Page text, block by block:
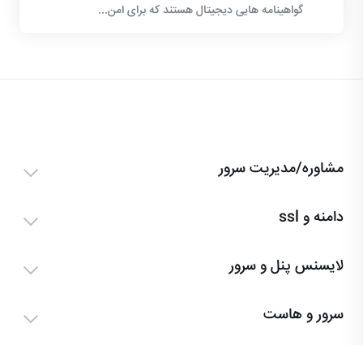
گواهینامه هایی دیجیتال هستند که برای امن...
مشاوره/مدیریت سرور
دامنه و ssl
لایسنس پنل و سرور
سرور و هاست